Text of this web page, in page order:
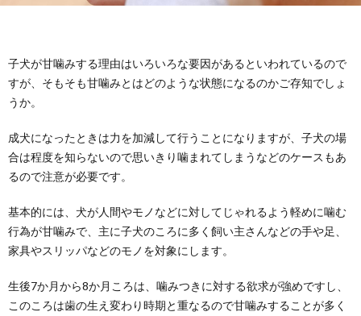
子犬が甘噛みする理由はいろいろな要因があるといわれているので
すが、そもそも甘噛みとはどのような状態になるのかご存知でしょ
うか。
成犬になったときは力を加減して行うことになりますが、子犬の場
合は程度を知らないので思いきり噛まれてしまうなどのケースもあ
るので注意が必要です。
基本的には、犬が人間やモノなどに対してじゃれるよう軽めに噛む
行為が甘噛みで、主に子犬のころに多く飼い主さんなどの手や足、
家具やスリッパなどのモノを対象にします。
生後7か月から8か月ころは、噛みつきに対する欲求が強めですし、
このころは歯の生え変わり時期と重なるので甘噛みすることが多く